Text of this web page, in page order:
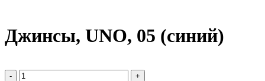
Джинсы, UNO, 05 (синий)
-
+